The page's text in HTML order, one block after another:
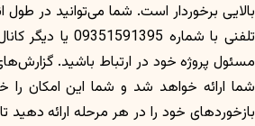
بالایی برخوردار است. شما می‌توانید در طول
تلفنی با شماره
مسئول پروژه خود در ارتباط باشید.
شما ارائه خواهد شد و شما این امکان
بازخوردهای خود را در هر مرحله ارائه دهید